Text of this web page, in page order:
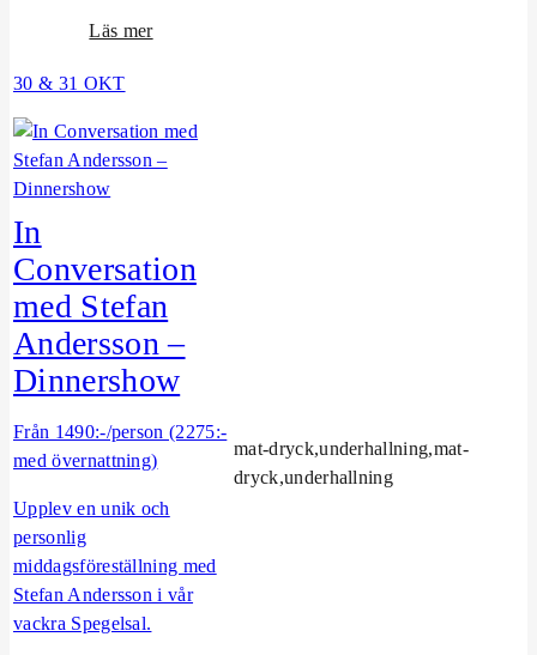
Läs mero
p
p
l
a
n
d
–
D
i
n
e
s
h
o
30 & 31 OKT
In
Conversation
med Stefan
Andersson –
Dinnershow
Från 1490:-/person (2275:-
med övernattning)
Upplev en unik och
personlig
middagsföreställning med
Stefan Andersson i vår
vackra Spegelsal.
mat-dryck,underhallning,mat-
dryck,underhallning